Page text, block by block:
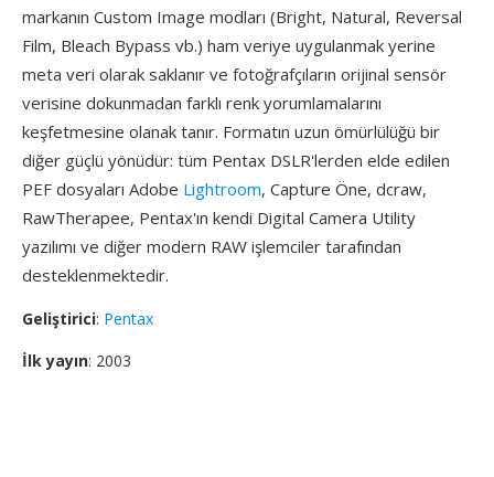
markanın Custom Image modları (Bright, Natural, Reversal
Film, Bleach Bypass vb.) ham veriye uygulanmak yerine
meta veri olarak saklanır ve fotoğrafçıların orijinal sensör
verisine dokunmadan farklı renk yorumlamalarını
keşfetmesine olanak tanır. Formatın uzun ömürlülüğü bir
diğer güçlü yönüdür: tüm Pentax DSLR'lerden elde edilen
PEF dosyaları Adobe Lightroom, Capture Öne, dcraw,
RawTherapee, Pentax'ın kendi Digital Camera Utility
yazılımı ve diğer modern RAW işlemciler tarafından
desteklenmektedir.
Geliştirici: Pentax
İlk yayın: 2003